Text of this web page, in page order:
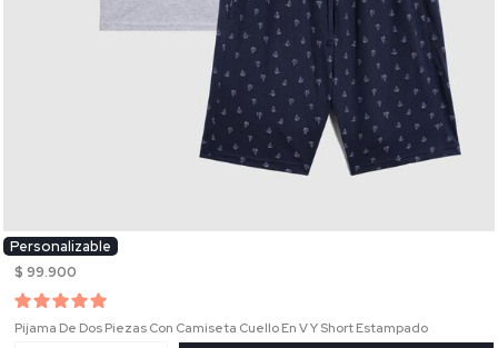
Personalizable
$ 99.900
Pijama De Dos Piezas Con Camiseta Cuello En V Y Short Estampado